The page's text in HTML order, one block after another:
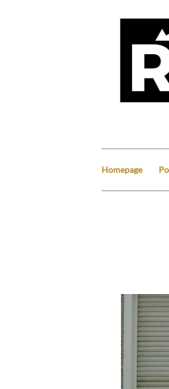
Homepage